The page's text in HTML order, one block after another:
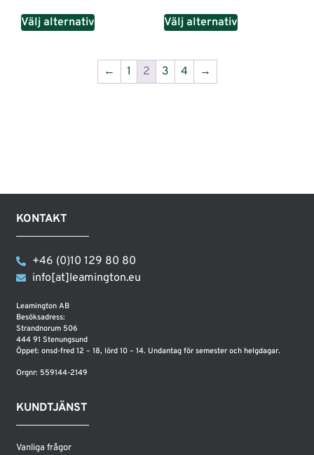
Välj alternativ Välj alternativ
← 1 2 3 4 →
KONTAKT
+46 (0)10 129 80 80
info[at]leamington.eu
Leamington AB
Besöksadress:
Strandnorum 506
444 91 Stenungsund
Öppet: onsd-fred 12 – 18, lörd 10 – 14. Undantag för semester och helgdagar.
Orgnr: 559144-2149
KUNDTJÄNST
Vanliga frågor